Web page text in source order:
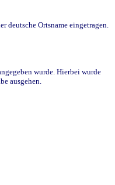
deutsche Ortsname eingetragen.
wurde. Hierbei wurde
ausgehen.